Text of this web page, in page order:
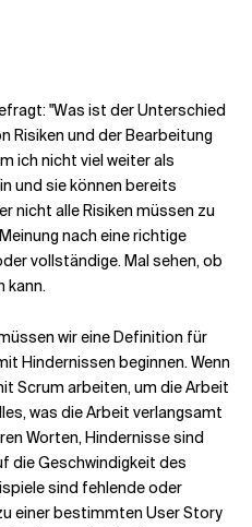
"Was ist der Unterschied
Risiken und der Bearbeitung
ich nicht viel weiter als
und sie können bereits
nicht alle Risiken müssen zu
nach eine richtige
vollständige. Mal sehen, ob
kann.
wir eine Definition für
Hindernissen beginnen. Wenn
Scrum arbeiten, um die Arbeit
was die Arbeit verlangsamt
Worten, Hindernisse sind
die Geschwindigkeit des
sind fehlende oder
einer bestimmten User Story